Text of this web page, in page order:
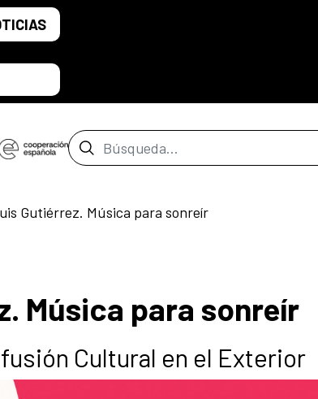
Barra de búsqueda
Gutiérrez. Música para sonreír
Música para sonreír
Cultural en el Exterior